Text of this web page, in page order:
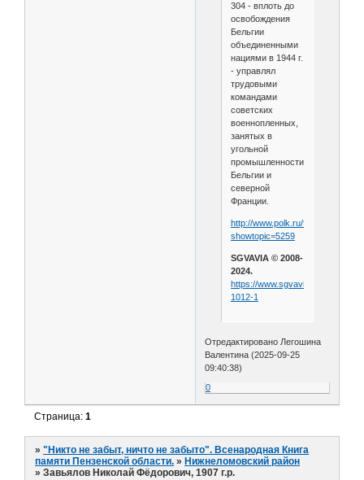
304 - вплоть до
освобождения
Бельгии
объединенными
нациями в 1944 г.
- управлял
трудовыми
командами
советских
военнопленных,
занятых в
угольной
промышленности
Бельгии и
северной
Франции.
http://www.polk.ru/forum/
showtopic=5259
SGVAVIA © 2008-
2024.
https://www.sgvavia.ru/forum/
1012-1
Отредактировано Легошина
Валентина (2025-09-25
09:40:38)
0
Страница:1
»"Никто не забыт, ничто не забыто". Всенародная Книга
памяти Пензенской области. » Нижнеломовский район
»Завьялов Николай Фёдорович, 1907 г.р.